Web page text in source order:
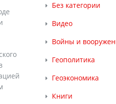
Без категории
Видео
Войны и
Геополитика
Геоэкономика
Книги